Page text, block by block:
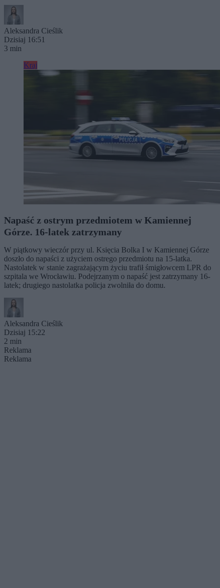
Aleksandra Cieślik
Dzisiaj 16:51
3 min
Kraj
Napaść z ostrym przedmiotem w Kamiennej
Górze. 16-latek zatrzymany
W piątkowy wieczór przy ul. Księcia Bolka I w Kamiennej Górze
doszło do napaści z użyciem ostrego przedmiotu na 15-latka.
Nastolatek w stanie zagrażającym życiu trafił śmigłowcem LPR do
szpitala we Wrocławiu. Podejrzanym o napaść jest zatrzymany 16-
latek; drugiego nastolatka policja zwolniła do domu.
Aleksandra Cieślik
Dzisiaj 15:22
2 min
Reklama
Reklama